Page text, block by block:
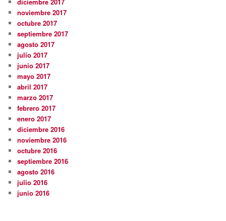
noviembre 2017
octubre 2017
septiembre 2017
agosto 2017
julio 2017
junio 2017
mayo 2017
abril 2017
marzo 2017
febrero 2017
enero 2017
diciembre 2016
noviembre 2016
octubre 2016
septiembre 2016
agosto 2016
julio 2016
junio 2016